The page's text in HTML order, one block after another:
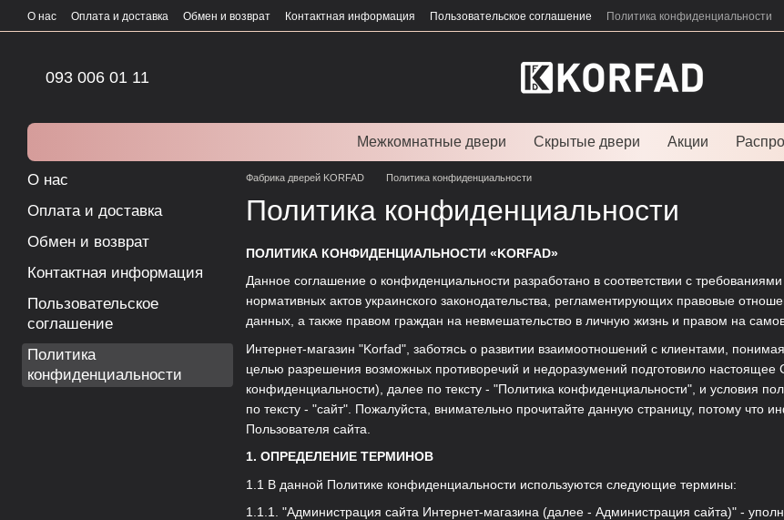
Перейти к основному контенту
О нас Оплата и доставка Обмен и возврат Контактная информация Пользовательское соглашение Политика конфиденциальности
093 006 01 11
Межкомнатные двери Скрытые двери Акции
Фабрика дверей KORFAD Политика конфиденциальности
Политика конфиденциальности
ПОЛИТИКА КОНФИДЕНЦИАЛЬНОСТИ «KORFAD»
Данное соглашение о конфиденциальности разработано в соответствии с
нормативных актов украинского законодательства, регламентирующих правовые
данных, а также правом граждан на невмешательство в личную жизнь и правом на
Интернет-магазин "Korfad", заботясь о развитии взаимоотношений с клиентами,
целью разрешения возможных противоречий и недоразумений подготовило
конфиденциальности), далее по тексту - "Политика конфиденциальности", и условия
по тексту - "сайт". Пожалуйста, внимательно прочитайте данную страницу, потому
Пользователя сайта.
1. ОПРЕДЕЛЕНИЕ ТЕРМИНОВ
1.1 В данной Политике конфиденциальности используются следующие термины:
1.1.1. "Администрация сайта Интернет-магазина (далее - Администрация сайта)" -
О нас
Оплата и доставка
Обмен и возврат
Контактная информация
Пользовательское
соглашение
Политика
конфиденциальности